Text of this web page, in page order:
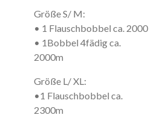
Größe S/ M:
• 1 Flauschbobbel ca. 2000
• 1Bobbel 4fädig ca.
2000m
Größe L/ XL:
•1 Flauschbobbel ca.
2300m